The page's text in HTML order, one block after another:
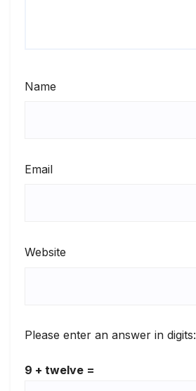
Name
Email
Website
Please enter an answer in digits:
9 + twelve =